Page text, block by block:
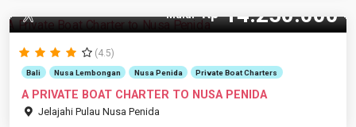
Mulai Rp14.250.000
(4.5)
Bali Nusa Lembongan Nusa Penida Private Boat Charters
A PRIVATE BOAT CHARTER TO NUSA PENIDA
Jelajahi Pulau Nusa Penida